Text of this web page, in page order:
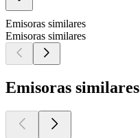
Emisoras similares
Emisoras similares
Emisoras similares